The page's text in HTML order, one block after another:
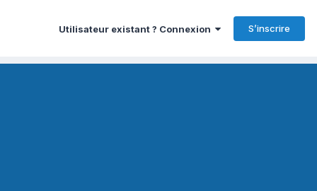
Utilisateur existant ? Connexion S’inscrire